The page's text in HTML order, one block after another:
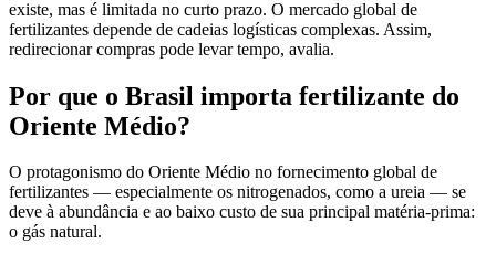
existe, mas é limitada no curto prazo. O mercado global de
fertilizantes depende de cadeias logísticas complexas. Assim,
redirecionar compras pode levar tempo, avalia.
Por que o Brasil importa fertilizante do
Oriente Médio?
O protagonismo do Oriente Médio no fornecimento global de
fertilizantes — especialmente os nitrogenados, como a ureia — se
deve à abundância e ao baixo custo de sua principal matéria-prima:
o gás natural.